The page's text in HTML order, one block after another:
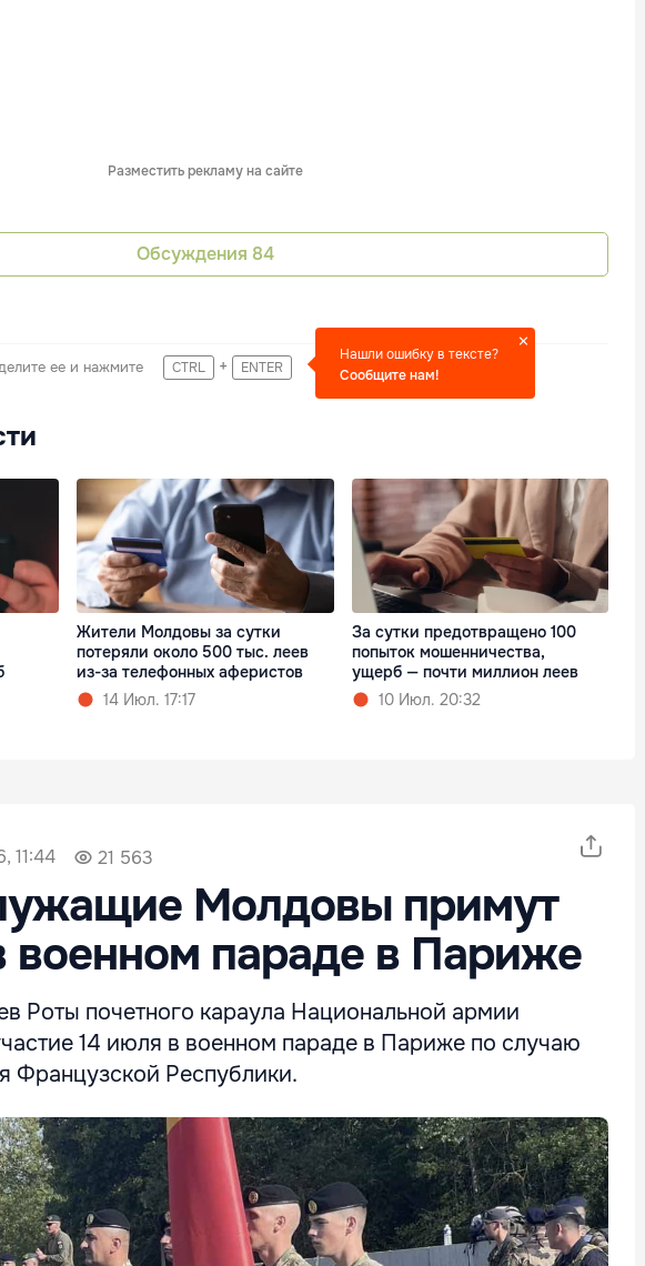
Разместить рекламу на сайте
Обсуждения 84
ее и нажмите CTRL + ENTER
Нашли ошибку в тексте?
Сообщите нам!
Жители Молдовы за сутки
потеряли около 500 тыс. леев
из-за телефонных аферистов
14 Июл. 17:17
За сутки предотвращено 100
попыток мошенничества,
ущерб — почти миллион леев
10 Июл. 20:32
11:44 21 563
Молдовы примут
военном параде в Париже
Роты почетного караула Национальной армии
14 июля в военном параде в Париже по случаю
Французской Республики.